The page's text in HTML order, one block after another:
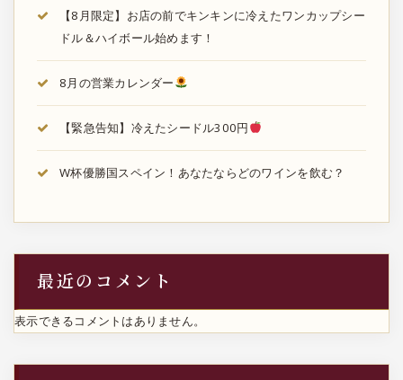
【8月限定】お店の前でキンキンに冷えたワンカップシー
ドル＆ハイボール始めます！
8月の営業カレンダー
【緊急告知】冷えたシードル300円
W杯優勝国スペイン！あなたならどのワインを飲む？
最近のコメント
表示できるコメントはありません。